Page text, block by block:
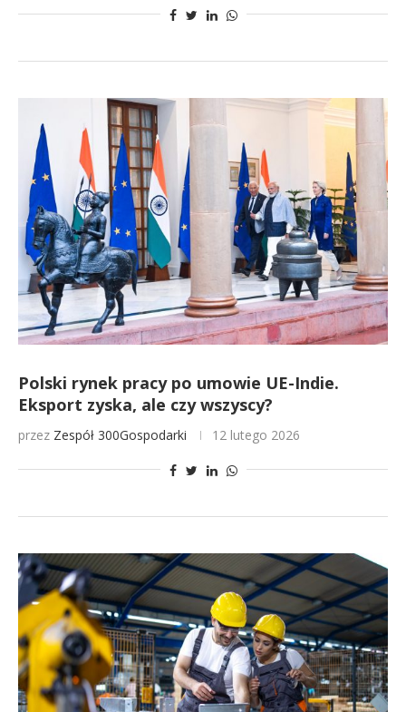
Polski rynek pracy po umowie UE-Indie.
Eksport zyska, ale czy wszyscy?
przez Zespół 300Gospodarki 12 lutego 2026